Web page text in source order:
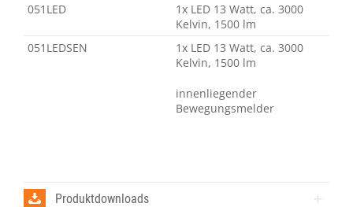
051LED
1x LED 13 Watt, ca. 3000
Kelvin, 1500 lm
051LEDSEN
1x LED 13 Watt, ca. 3000
Kelvin, 1500 lm
innenliegender
Bewegungsmelder
Produktdownloads